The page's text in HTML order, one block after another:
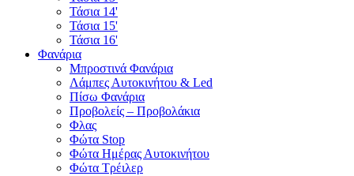
Τάσια 14'
Τάσια 15'
Τάσια 16'
Φανάρια
Μπροστινά Φανάρια
Λάμπες Αυτοκινήτου & Led
Πίσω Φανάρια
Προβολείς – Προβολάκια
Φλας
Φώτα Stop
Φώτα Ημέρας Αυτοκινήτου
Φώτα Τρέιλερ